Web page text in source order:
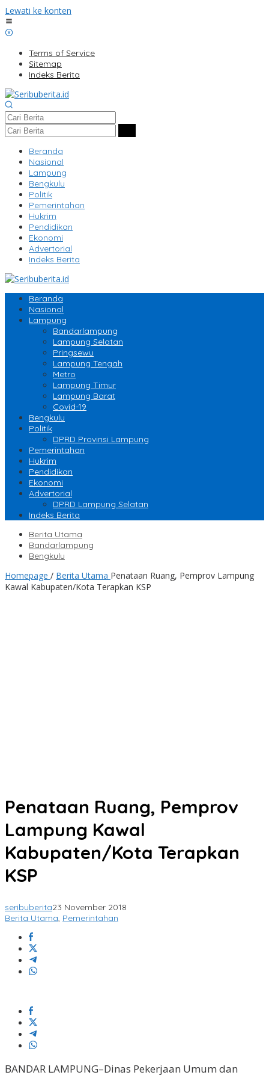
Lewati ke konten
Terms of Service
Sitemap
Indeks Berita
Beranda
Nasional
Lampung
Bengkulu
Politik
Pemerintahan
Hukrim
Pendidikan
Ekonomi
Advertorial
Indeks Berita
Beranda
Nasional
Lampung
Bandarlampung
Lampung Selatan
Pringsewu
Lampung Tengah
Metro
Lampung Timur
Lampung Barat
Covid-19
Bengkulu
Politik
DPRD Provinsi Lampung
Pemerintahan
Hukrim
Pendidikan
Ekonomi
Advertorial
DPRD Lampung Selatan
Indeks Berita
Berita Utama
Bandarlampung
Bengkulu
Homepage / Berita Utama Penataan Ruang, Pemprov Lampung
Kawal Kabupaten/Kota Terapkan KSP
Penataan Ruang, Pemprov
Lampung Kawal
Kabupaten/Kota Terapkan
KSP
seribuberita23 November 2018
Berita Utama, Pemerintahan
BANDAR LAMPUNG–Dinas Pekerjaan Umum dan